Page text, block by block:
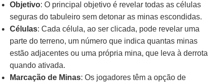
Objetivo: O principal objetivo é revelar todas as células
seguras do tabuleiro sem detonar as minas escondidas.
Células: Cada célula, ao ser clicada, pode revelar uma
parte do terreno, um número que indica quantas minas
estão adjacentes ou uma própria mina, que leva à derrota
quando ativada.
Marcação de Minas: Os jogadores têm a opção de